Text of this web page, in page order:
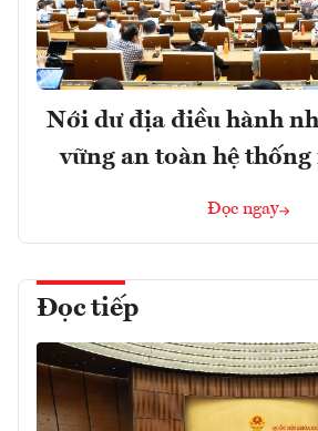
Nới dư địa điều hành
vững an toàn hệ thống
Đọc ngay
Đọc tiếp